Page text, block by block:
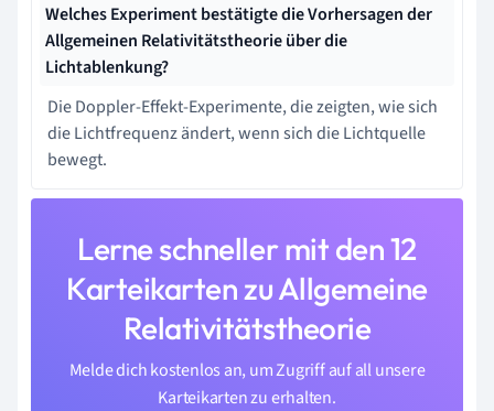
Welches Experiment bestätigte die Vorhersagen der
Allgemeinen Relativitätstheorie über die
Lichtablenkung?
Die Doppler-Effekt-Experimente, die zeigten, wie sich
die Lichtfrequenz ändert, wenn sich die Lichtquelle
bewegt.
Lerne schneller mit den 12
Karteikarten zu Allgemeine
Relativitätstheorie
Melde dich kostenlos an, um Zugriff auf all unsere
Karteikarten zu erhalten.